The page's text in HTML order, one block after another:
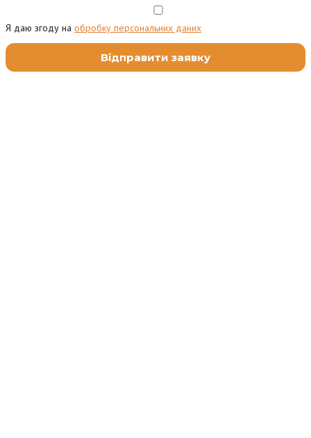
Я даю згоду на обробку персональних даних